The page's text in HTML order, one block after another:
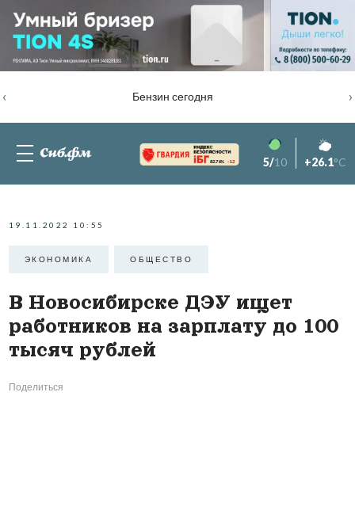
Бензин сегодня
‹ ›
82.76% -1.2 5/10 +26.1°C
19.11.2022 10:55
ЭКОНОМИКА ОБЩЕСТВО
В Новосибирске ДЭУ ищет
работников на зарплату до 100
тысяч рублей
Поделиться